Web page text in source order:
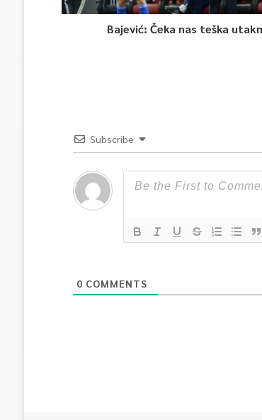
Bajević: Čeka nas teška
Subscribe
0 COMMENTS